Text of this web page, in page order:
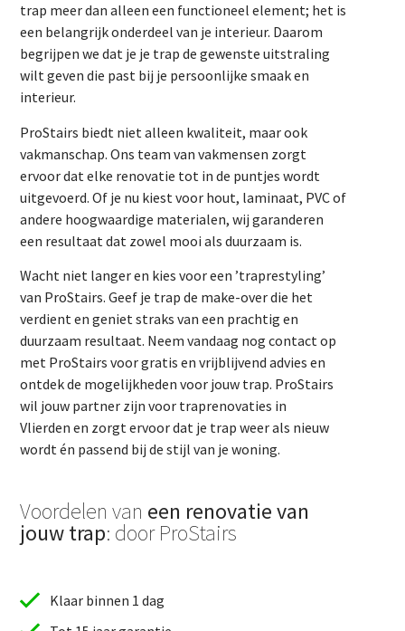
trap meer dan alleen een functioneel element; het is
een belangrijk onderdeel van je interieur. Daarom
begrijpen we dat je je trap de gewenste uitstraling
wilt geven die past bij je persoonlijke smaak en
interieur.
ProStairs biedt niet alleen kwaliteit, maar ook
vakmanschap. Ons team van vakmensen zorgt
ervoor dat elke renovatie tot in de puntjes wordt
uitgevoerd. Of je nu kiest voor hout, laminaat, PVC of
andere hoogwaardige materialen, wij garanderen
een resultaat dat zowel mooi als duurzaam is.
Wacht niet langer en kies voor een ’traprestyling’
van ProStairs. Geef je trap de make-over die het
verdient en geniet straks van een prachtig en
duurzaam resultaat. Neem vandaag nog contact op
met ProStairs voor gratis en vrijblijvend advies en
ontdek de mogelijkheden voor jouw trap. ProStairs
wil jouw partner zijn voor traprenovaties in
Vlierden en zorgt ervoor dat je trap weer als nieuw
wordt én passend bij de stijl van je woning.
Voordelen van een renovatie van
jouw trap: door ProStairs
Klaar binnen 1 dag